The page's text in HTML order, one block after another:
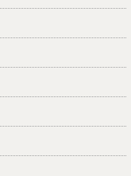
薦状
薦状